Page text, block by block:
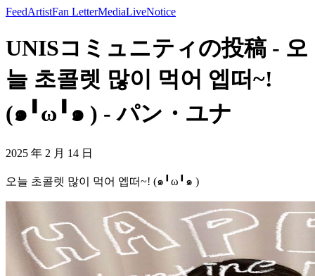
FeedArtistFan LetterMediaLiveNotice
UNISコミュニティの投稿 - 오
늘 초콜렛 많이 먹어 엡떠~!
(๑╹ω╹๑ ) - パン・ユナ
2025 年 2 月 14 日
오늘 초콜렛 많이 먹어 엡떠~! (๑╹ω╹๑ )